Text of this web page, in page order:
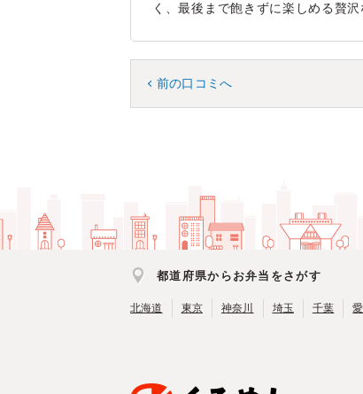
く、最後まで飽きずに楽しめる贅沢
前の口コミへ
都道府県からお弁当をさがす
北海道 東京 神奈川 埼玉 千葉